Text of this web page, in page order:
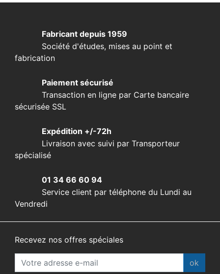
Fabricant depuis 1959
Société d'études, mises au point et
fabrication
Paiement sécurisé
Transaction en ligne par Carte bancaire
sécurisée SSL
Expédition +/-72h
Livraison avec suivi par Transporteur
spécialisé
01 34 66 60 94
Service client par téléphone du Lundi au
Vendredi
Recevez nos offres spéciales
ok